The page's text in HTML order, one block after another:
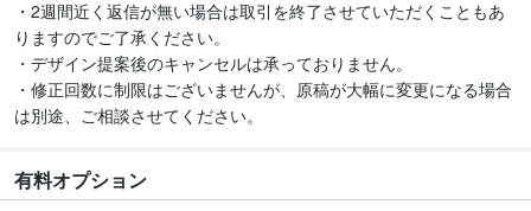
・2週間近く返信が無い場合は取引を終了させていただくこともあ
りますのでご了承ください。
・デザイン提案後のキャンセルは承っておりません。
・修正回数に制限はございませんが、原稿が大幅に変更になる場合
は別途、ご相談させてください。
有料オプション